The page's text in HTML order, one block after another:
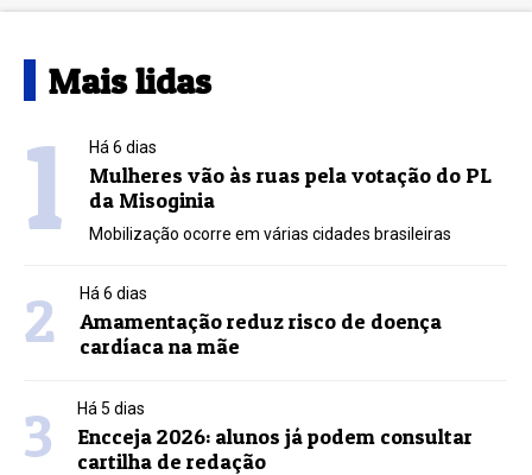
Mais lidas
1 Há 6 dias
Mulheres vão às ruas pela votação do PL
da Misoginia
Mobilização ocorre em várias cidades brasileiras
2 Há 6 dias
Amamentação reduz risco de doença
cardíaca na mãe
3 Há 5 dias
Encceja 2026: alunos já podem consultar
cartilha de redação